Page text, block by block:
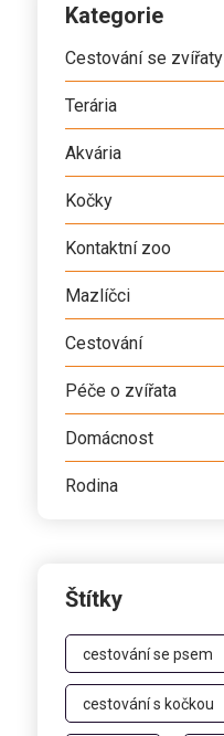
Kategorie
Cestování se zvířaty
Terária
Akvária
Kočky
Kontaktní zoo
Mazlíčci
Cestování
Péče o zvířata
Domácnost
Rodina
Štítky
cestování se psem
cestování s kočkou